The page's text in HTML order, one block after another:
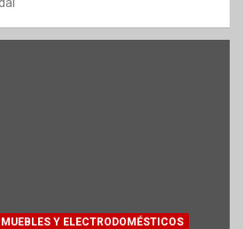
Y ELECTRODOMÉSTICOS